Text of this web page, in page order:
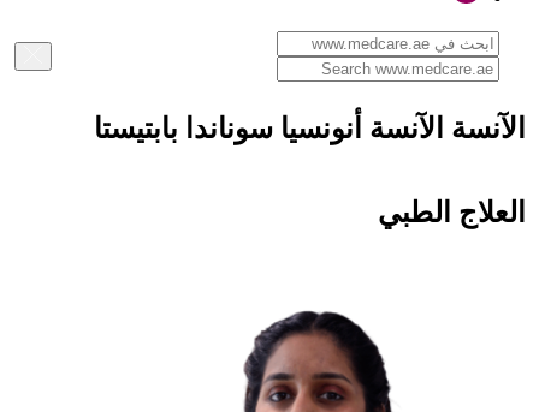
الآنسة الآنسة أنونسيا سوناندا بابتيستا
العلاج الطبي